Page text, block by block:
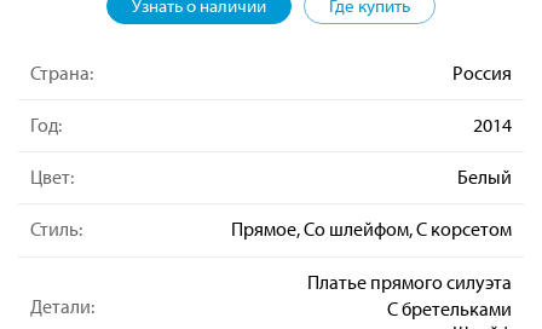
Узнать о наличии Где купить
Страна: Россия
Год: 2014
Цвет: Белый
Стиль: Прямое, Со шлейфом, С корсетом
Детали:
Платье прямого силуэта
С бретельками